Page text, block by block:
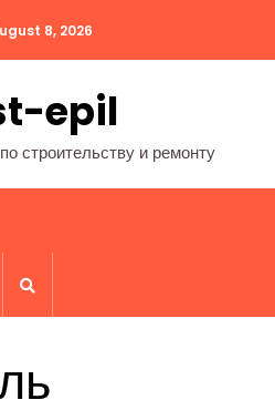
8, 2026
epil
строительству и ремонту